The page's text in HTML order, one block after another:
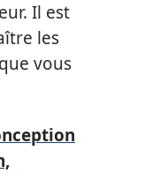
Il est
les
vous